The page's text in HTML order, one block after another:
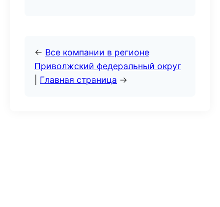
← Все компании в регионе
Приволжский федеральный округ
Главная страница →